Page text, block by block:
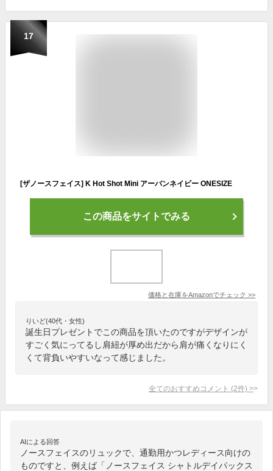
17
[ザノースフェイス] K Hot Shot Mini アーバンネイビー ONESIZE
この商品をサイトでみる
価格と在庫をAmazonでチェック >>
りいど(40代・女性)
誕生日プレゼントでこの商品を頂いたのですがデザインが
すごく気にってるし肩紐が厚め出だから肩が痛くなりにく
くて背負いやすいなって感じました。
全てのおすすめコメント (2件) >
AIによる回答
ノースフェイスのリュックで、通勤用かつレディース向けの
ものですと、例えば「ノースフェイス シャトルデイパックス